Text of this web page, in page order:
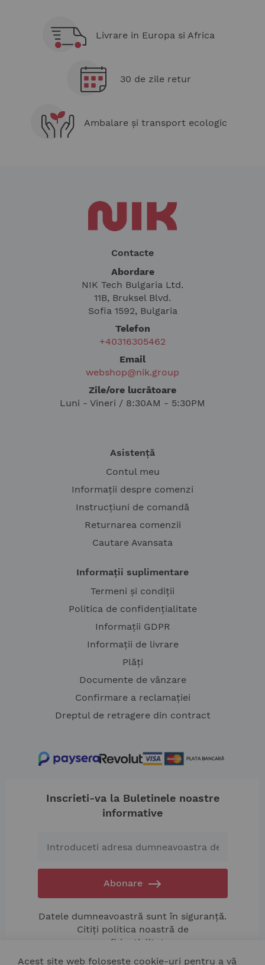
Livrare in Europa si Africa
30 de zile retur
Ambalare și transport ecologic
Contacte
Abordare
NIK Tech Bulgaria Ltd.
11B, Bruksel Blvd.
Sofia 1592, Bulgaria
Telefon
+40316305462
Email
webshop@nik.group
Zile/ore lucrătoare
Luni - Vineri / 8:30AM - 5:30PM
Asistență
Contul meu
Informații despre comenzi
Instrucțiuni de comandă
Returnarea comenzii
Cautare Avansata
Informații suplimentare
Termeni și condiții
Politica de confidențialitate
Informații GDPR
Informații de livrare
Plăți
Documente de vânzare
Confirmare a reclamației
Dreptul de retragere din contract
Inscrieti-va la Buletinele noastre
informative
Abonare
Datele dumneavoastră sunt în siguranță.
Citiți politica noastră de
confidențialitate.
Acest site web folosește cookie-uri pentru a vă